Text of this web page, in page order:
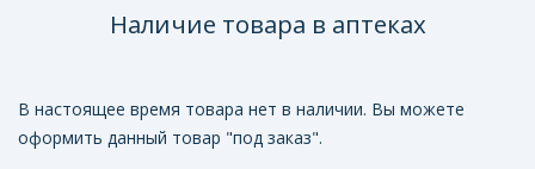
Наличие товара в аптеках
В настоящее время товара нет в наличии. Вы можете
оформить данный товар "под заказ".